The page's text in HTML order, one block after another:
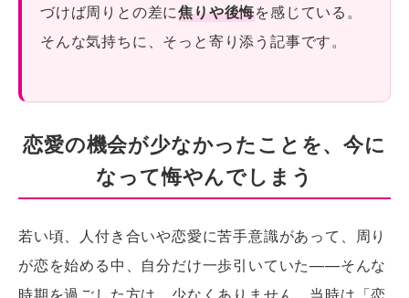
づけば周りとの差に焦りや後悔を感じている。
そんな気持ちに、そっと寄り添う記事です。
恋愛の機会が少なかったことを、今に
なって悔やんでしまう
若い頃、人付き合いや恋愛に苦手意識があって、周り
が恋を始める中、自分だけ一歩引いていた——そんな